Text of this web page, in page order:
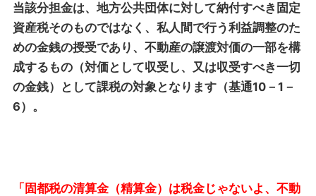
当該分担金は、地方公共団体に対して納付すべき固定
資産税そのものではなく、私人間で行う利益調整のた
めの金銭の授受であり、不動産の譲渡対価の一部を構
成するもの（対価として収受し、又は収受すべき一切
の金銭）として課税の対象となります（基通10－1－
6）。
「固都税の清算金（精算金）は税金じゃないよ、不動